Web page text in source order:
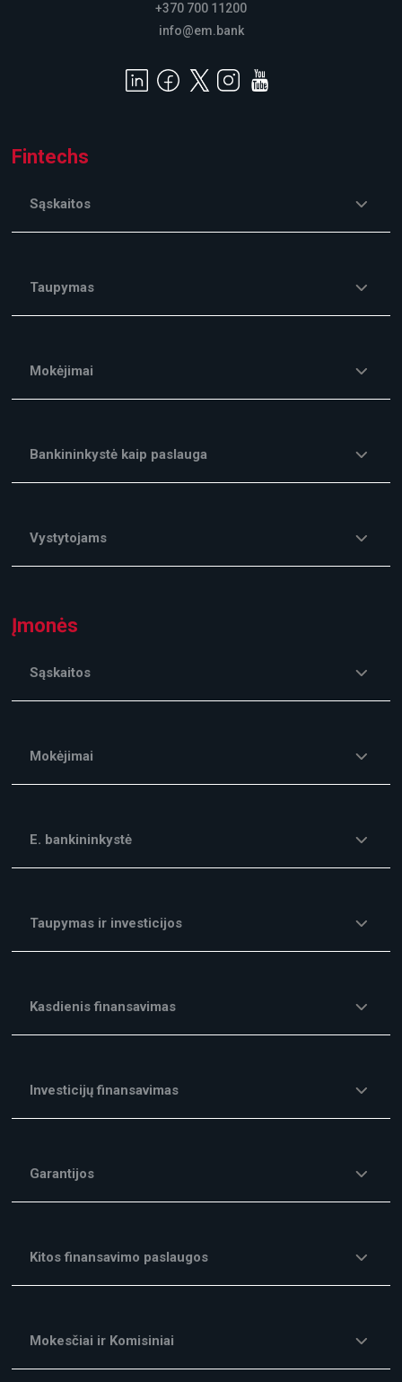
+370 700 11200
info@em.bank
Fintechs
Sąskaitos
Taupymas
Mokėjimai
Bankininkystė kaip paslauga
Vystytojams
Įmonės
Sąskaitos
Mokėjimai
E. bankininkystė
Taupymas ir investicijos
Kasdienis finansavimas
Investicijų finansavimas
Garantijos
Kitos finansavimo paslaugos
Mokesčiai ir Komisiniai